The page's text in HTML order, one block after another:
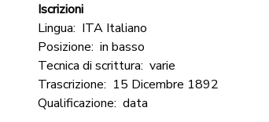
Iscrizioni
Lingua: ITA Italiano
Posizione: in basso
Tecnica di scrittura: varie
Trascrizione: 15 Dicembre 1892
Qualificazione: data